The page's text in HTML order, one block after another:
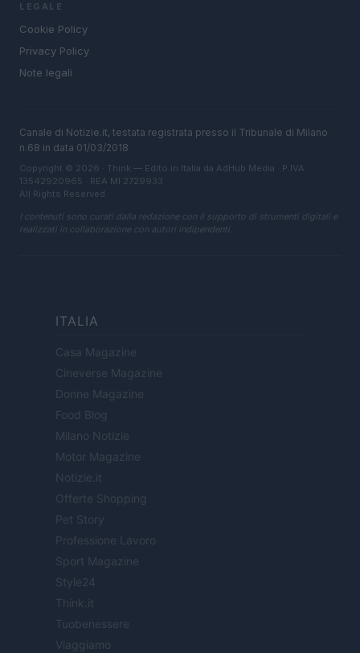
LEGALE
Cookie Policy
Privacy Policy
Note legali
Canale di Notizie.it, testata registrata presso il Tribunale di Milano
n.68 in data 01/03/2018
Copyright © 2026 · Think — Edito in Italia da AdHub Media · P.IVA
13542920965 · REA MI 2729933
All Rights Reserved
I contenuti sono curati dalla redazione con il supporto di strumenti digitali e
realizzati in collaborazione con autori indipendenti.
ITALIA
Casa Magazine
Cineverse Magazine
Donne Magazine
Food Blog
Milano Notizie
Motor Magazine
Notizie.it
Offerte Shopping
Pet Story
Professione Lavoro
Sport Magazine
Style24
Think.it
Tuobenessere
Viaggiamo